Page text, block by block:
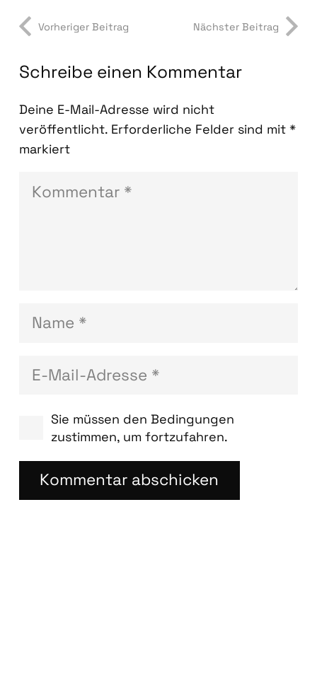
Vorheriger Beitrag Nächster Beitrag
Schreibe einen Kommentar
Deine E-Mail-Adresse wird nicht
veröffentlicht. Erforderliche Felder sind mit *
markiert
Sie müssen den Bedingungen
zustimmen, um fortzufahren.
Kommentar abschicken